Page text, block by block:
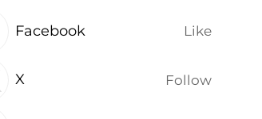
Facebook Like
X Follow